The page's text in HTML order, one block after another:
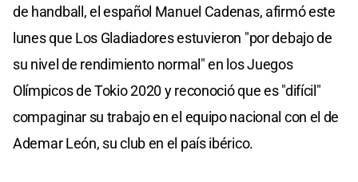
de handball, el español Manuel Cadenas, afirmó este
lunes que Los Gladiadores estuvieron "por debajo de
su nivel de rendimiento normal" en los Juegos
Olímpicos de Tokio 2020 y reconoció que es "difícil"
compaginar su trabajo en el equipo nacional con el de
Ademar León, su club en el país ibérico.